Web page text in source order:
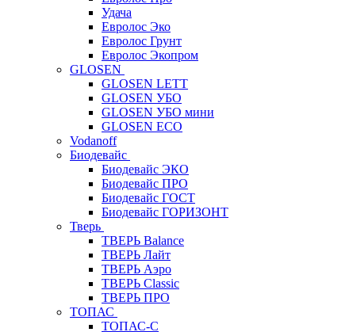
Удача
Евролос Эко
Евролос Грунт
Евролос Экопром
GLOSEN
GLOSEN LETT
GLOSEN УБО
GLOSEN УБО мини
GLOSEN ECO
Vodanoff
Биодевайс
Биодевайс ЭКО
Биодевайс ПРО
Биодевайс ГОСТ
Биодевайс ГОРИЗОНТ
Тверь
ТВЕРЬ Balance
ТВЕРЬ Лайт
ТВЕРЬ Аэро
ТВЕРЬ Classic
ТВЕРЬ ПРО
ТОПАС
ТОПАС-С